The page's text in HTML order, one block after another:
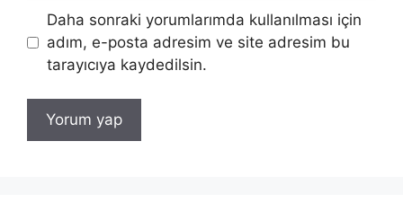
Daha sonraki yorumlarımda kullanılması için
adım, e-posta adresim ve site adresim bu
tarayıcıya kaydedilsin.